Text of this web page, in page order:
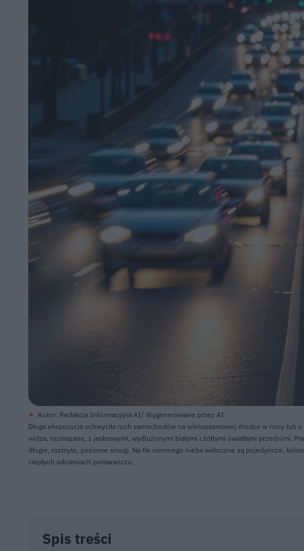
Autor: Redakcja Informacyjna AI/ Wygenerowane przez AI
Długa ekspozycja uchwyciła ruch samochodów na wielopasmowej drodze w nocy
widza, rozmazane, z jaskrawymi, wydłużonymi białymi i żółtymi światłami przednimi.
długie, rozmyte, poziome smugi. Na tle ciemnego nieba widoczne są pojedyncze,
ciepłych odcieniach pomarańczu.
Spis treści